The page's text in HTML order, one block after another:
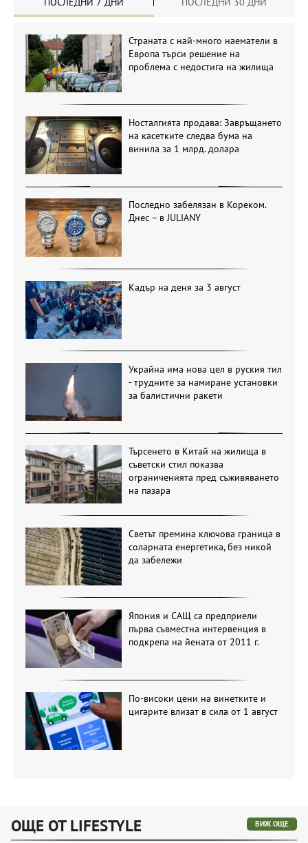
Страната с най-много наематели в
Европа търси решение на
проблема с недостига на жилища
Носталгията продава: Завръщането
на касетките следва бума на
винила за 1 млрд. долара
Последно забелязан в Кореком.
Днес – в JULIANY
Кадър на деня за 3 август
Украйна има нова цел в руския тил
- трудните за намиране установки
за балистични ракети
Търсенето в Китай на жилища в
съветски стил показва
ограниченията пред съживяването
на пазара
Светът премина ключова граница в
соларната енергетика, без никой
да забележи
Япония и САЩ са предприели
първа съвместна интервенция в
подкрепа на йената от 2011 г.
По-високи цени на винетките и
цигарите влизат в сила от 1 август
ОЩЕ ОТ LIFESTYLE ВИЖ ОЩЕ